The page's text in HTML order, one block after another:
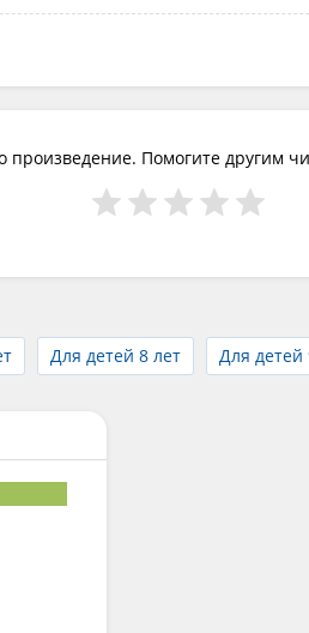
произведение. Помогите другим
Для детей 8 лет Для детей